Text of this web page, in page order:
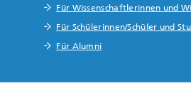
Für Wissenschaftlerinnen und
Für Schülerinnen/Schüler und
Für Alumni